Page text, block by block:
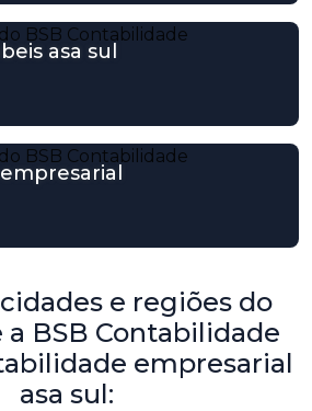
asa sul
e regiões do
a BSB Contabilidade
empresarial
asa sul: